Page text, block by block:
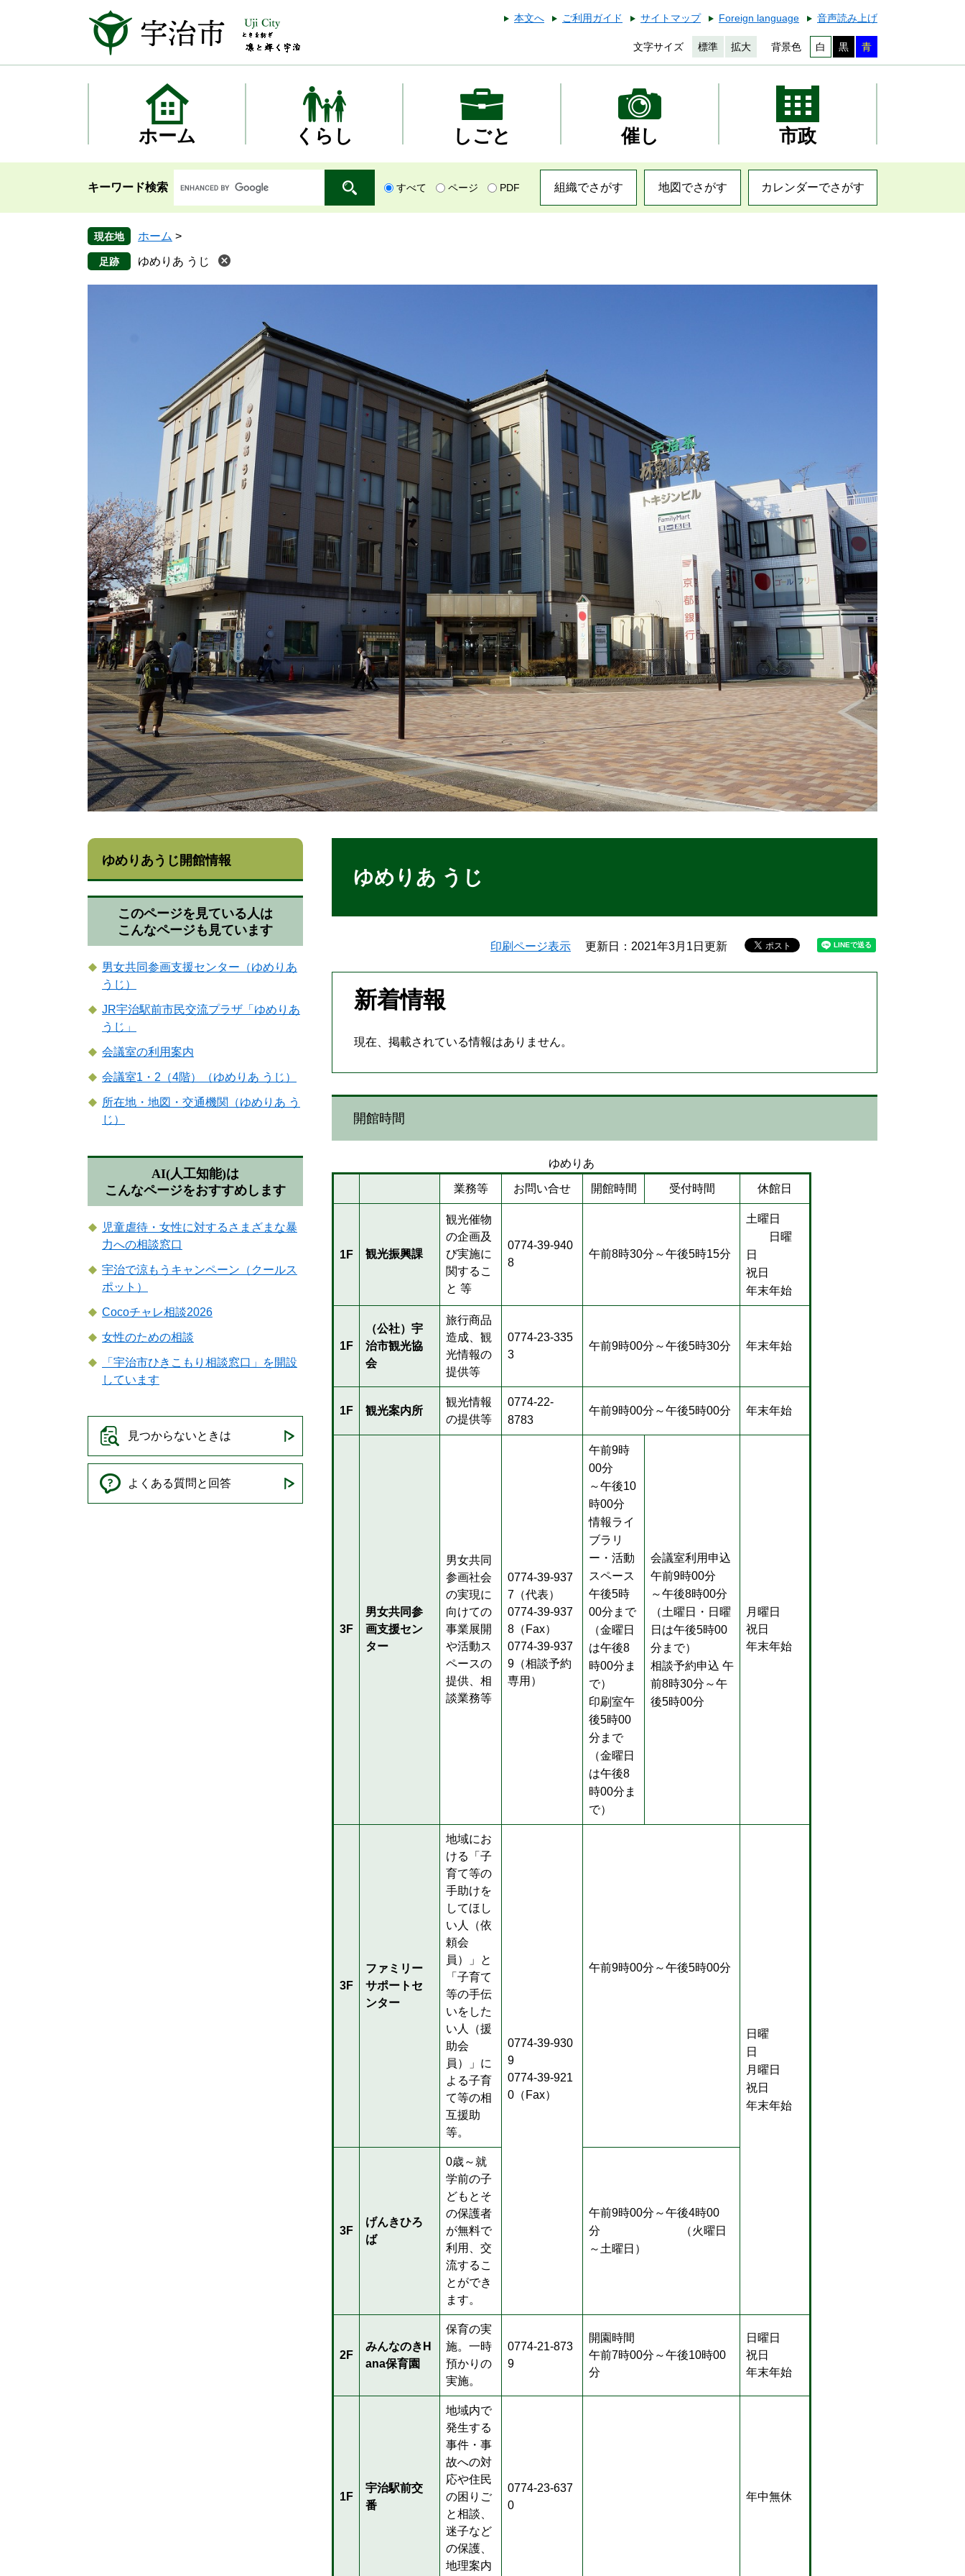
本
本文へ ご利用ガイド サイトマップ Foreign language 音声読み上げ
文字サイズ 標準 拡大 背景色 白 黒 青
ホーム くらし しごと 催し 市政
キーワード検索 すべて ページ PDF 組織でさがす 地図でさがす カレンダーでさがす
現在地 ホーム >
ゆめりあ うじ
ゆめりあ うじ
印刷ページ表示 更新日：2021年3月1日更新
新着情報
現在、掲載されている情報はありません。
開館時間
ゆめりあ
業務等 お問い合せ 開館時間 受付時間 休館日
1F 観光振興課
観光催物
の企画及
び実施に
関するこ
と 等
0774-39-940
8
午前8時30分～午後5時15分
土曜日
日曜
日
祝日
年末年始
1F
（公社）宇
治市観光協
会
旅行商品
造成、観
光情報の
提供等
0774-23-335
3
午前9時00分～午後5時30分 年末年始
1F 観光案内所
観光情報
の提供等
0774-22-
8783
午前9時00分～午後5時00分 年末年始
3F
男女共同参
画支援セン
ター
男女共同
参画社会
の実現に
向けての
事業展開
や活動ス
ペースの
提供、相
談業務等
0774-39-937
7（代表）
0774-39-937
8（Fax）
0774-39-937
9（相談予約
専用）
午前9時
00分
～午後10
時00分
情報ライ
ブラリ
ー・活動
スペース
午後5時
00分まで
（金曜日
は午後8
時00分ま
で）
印刷室午
後5時00
分まで
（金曜日
は午後8
時00分ま
で）
会議室利用申込
午前9時00分
～午後8時00分
（土曜日・日曜
日は午後5時00
分まで）
相談予約申込 午
前8時30分～午
後5時00分
月曜日
祝日
年末年始
3F
ファミリー
サポートセ
ンター
地域にお
ける「子
育て等の
手助けを
してほし
い人（依
頼会
員）」と
「子育て
等の手伝
いをした
い人（援
助会
員）」に
よる子育
て等の相
互援助
等。
0774-39-930
9
0774-39-921
0（Fax）
午前9時00分～午後5時00分
日曜
日
月曜日
祝日
年末年始
3F
げんきひろ
ば
0歳～就
学前の子
どもとそ
の保護者
が無料で
利用、交
流するこ
とができ
ます。
午前9時00分～午後4時00
分 （火曜日
～土曜日）
2F
みんなのきH
ana保育園
保育の実
施。一時
預かりの
実施。
0774-21-873
9
開園時間
午前7時00分～午後10時00
分
日曜日
祝日
年末年始
1F
宇治駅前交
番
地域内で
発生する
事件・事
故への対
応や住民
の困りご
と相談、
迷子など
の保護、
地理案内
0774-23-637
0
年中無休
ゆめりあうじ開館情報
このページを見ている人は
こんなページも見ています
男女共同参画支援センター（ゆめりあ
うじ）
JR宇治駅前市民交流プラザ「ゆめりあ
うじ」
会議室の利用案内
会議室1・2（4階）（ゆめりあ うじ）
所在地・地図・交通機関（ゆめりあ う
じ）
AI(人工知能)は
こんなページをおすすめします
児童虐待・女性に対するさまざまな暴
力への相談窓口
宇治で涼もうキャンペーン（クールス
ポット）
Cocoチャレ相談2026
女性のための相談
「宇治市ひきこもり相談窓口」を開設
しています
見つからないときは
よくある質問と回答